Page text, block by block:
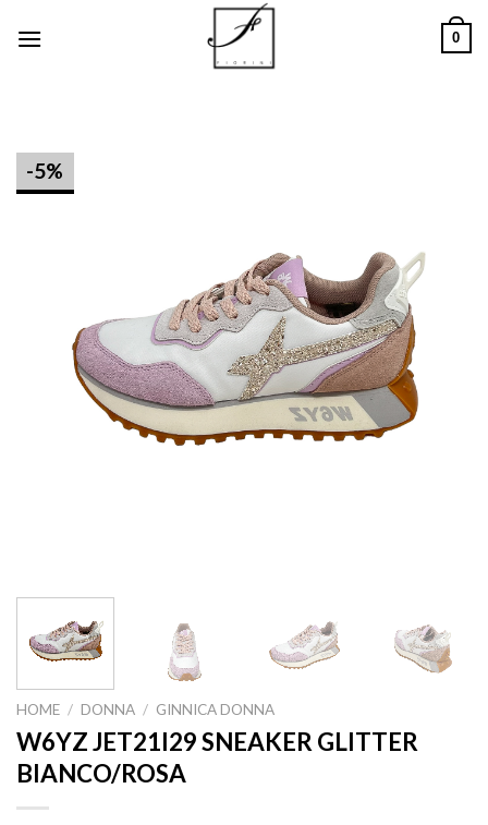
0
-5%
HOME / DONNA / GINNICA DONNA
W6YZ JET21I29 SNEAKER GLITTER
BIANCO/ROSA